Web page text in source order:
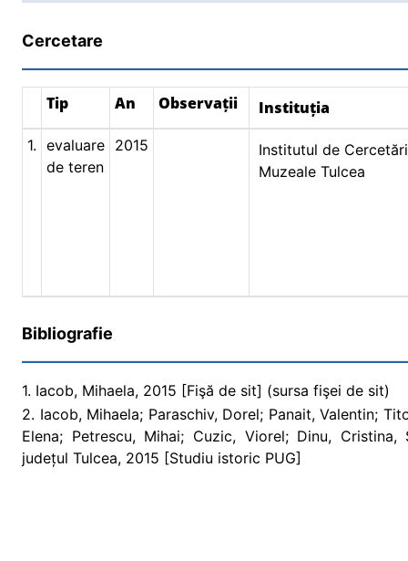
Cercetare
Tip An Observații Instituția
1. evaluare
de teren
2015
Institutul de
Muzeale Tulcea
Bibliografie
1. Iacob, Mihaela, 2015 [Fişă de sit] (sursa fişei de sit)
2. Iacob, Mihaela; Paraschiv, Dorel; Panait, Valentin;
Elena; Petrescu, Mihai; Cuzic, Viorel; Dinu,
județul Tulcea, 2015 [Studiu istoric PUG]